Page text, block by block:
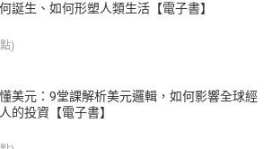
誕生、如何形塑人類生活【電子書】
點)
美元：9堂課解析美元邏輯，如何影響全球經
的投資【電子書】